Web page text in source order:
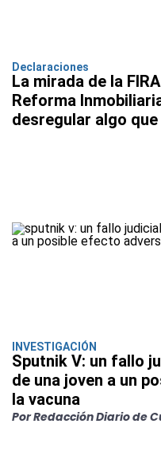
Declaraciones
La mirada de la
Reforma
desregular algo
INVESTIGACIÓN
Sputnik V: un fallo
de una joven a un
la vacuna
Por Redacción Diario de